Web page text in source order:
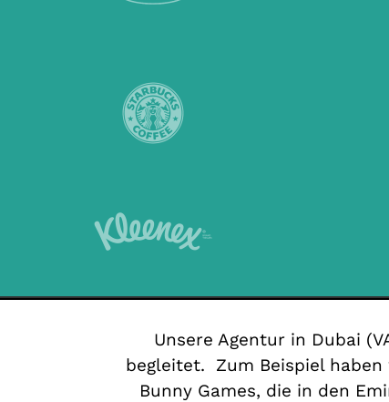
Unsere Agentur in Dubai
begleitet.
Zum Beispiel
Bunny Games, die in den